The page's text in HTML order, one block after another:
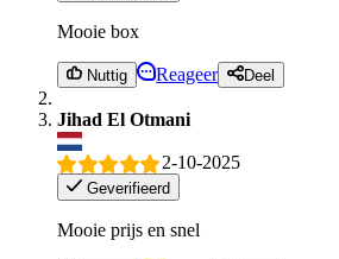
Mooie box
Nuttig Reageer Deel
Jihad El Otmani
2-10-2025
Geverifieerd
Mooie prijs en snel